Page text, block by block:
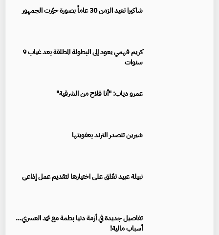
شاكيرا تعيد الزمن 30 عاماً بصورة حيّرت الجمهور
كريم فهمي يعود إلى البطولة المطلقة بعد غياب 9
سنوات
عمرو دياب: "أنا فلاح من الشرقية"
شيرين تتصدر الترند بعفويتها
نبيلة عبيد تعّلق على اختيارها لتقديم عمل إذاعي
تفاصيل جديدة في أزمة دنيا بطمة مع محمد العسري...
أسباب مالية!